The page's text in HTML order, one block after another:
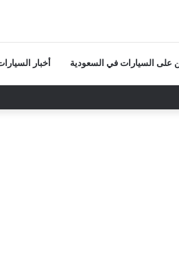
على السيارات في السعودية أخبار